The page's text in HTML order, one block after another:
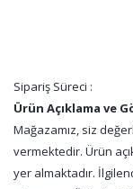
Sipariş Süreci :
Ürün Açıklama ve
Mağazamız, siz
vermektedir. Ürün
yer almaktadır.